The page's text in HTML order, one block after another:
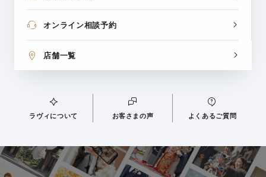
オンライン相談予約
店舗一覧
ラヴィについて お客さまの声 よくあるご質問